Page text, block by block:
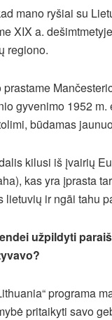
mano ryšiai su
XIX a.
regiono.
gyvenimo 1952
būdamas
kilusi iš įvairių
kas yra įprasta
lietuvių ir ngāi tahu
užpildyti
programa
pritaikyti savo